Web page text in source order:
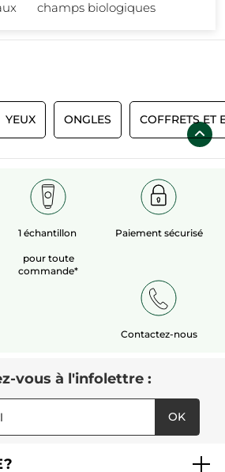
champs biologiques
YEUX ONGLES COFFRETS ET
1 échantillon
pour toute
commande*
Paiement sécurisé
Contactez-nous
vous à l'infolettre :
OK